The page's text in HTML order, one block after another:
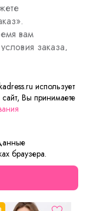
вам
заказа,
вариантах
использует
Вы принимаете
браузера.